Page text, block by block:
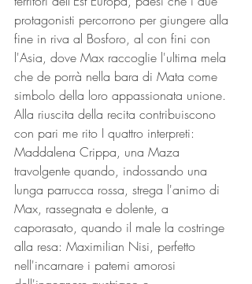
protagonisti percorrono per giungere alla
fine in riva al Bosforo, al con fini con
l'Asia, dove Max raccoglie l'ultima mela
che de porrà nella bara di Mata come
simbolo della loro appassionata unione.
Alla riuscita della recita contribuiscono
con pari me rito I quattro interpreti:
Maddalena Crippa, una Maza
travolgente quando, indossando una
lunga parrucca rossa, strega l'animo di
Max, rassegnata e dolente, a
caporasato, quando il male la costringe
alla resa: Maximilian Nisi, perfetto
nell'incarnare i patemi amorosi